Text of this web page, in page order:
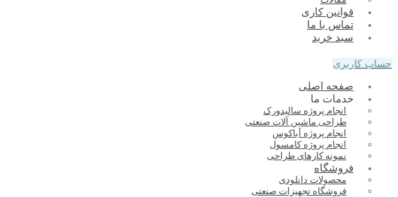
قوانین کاری
تماس با ما
سبد خرید
حساب کاربری
صفحه اصلی
خدمات ما
انجام پروژه سالیدورک
طراحی ماشین آلات صنعتی
انجام پروژه آباکوس
انجام پروژه کامسول
نمونه کارهای طراحی
فروشگاه
محصولات دانلودی
فروشگاه تجهیزات صنعتی